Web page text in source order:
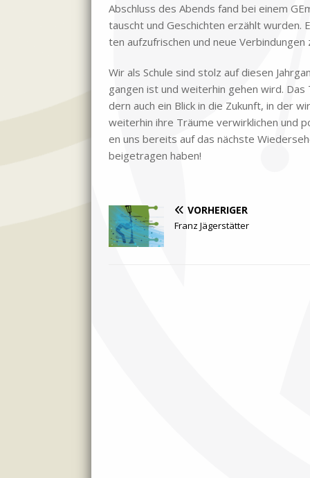
Ab­schluss des Abends fand bei ei­nem
tauscht und Ge­schich­ten er­zählt
ten auf­zu­fri­schen und neue Ver­bin­dun­gen
Wir als Schu­le sind stolz auf die­sen
gan­gen ist und wei­ter­hin ge­hen wird.
dern auch ein Blick in die Zu­kunft, in der
wei­ter­hin ihre Träu­me ver­wirk­li­chen und
en uns be­reits auf das näch­ste
bei­getra­gen ha­ben!
VORHERIGER
Franz Jägerstätter